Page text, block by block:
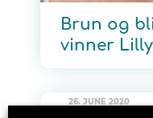
Brun og
vinner
26. JUNE 2020